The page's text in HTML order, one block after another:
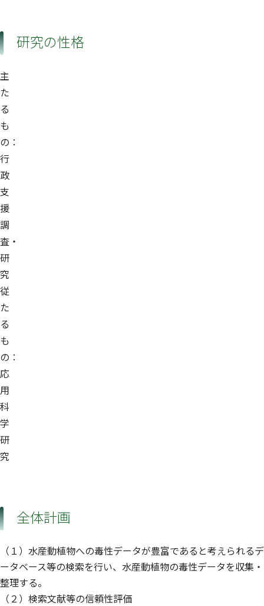
研究の性格
主
た
る
も
の：
行
政
支
援
調
査・
研
究
従
た
る
も
の：
応
用
科
学
研
究
全体計画
（１）水産動植物への毒性データが豊富であると考えられるデ
ータベース等の検索を行い、水産動植物の毒性データを収集・
整理する。
（２）検索文献等の信頼性評価